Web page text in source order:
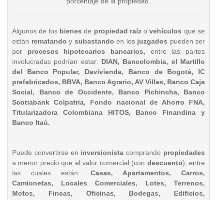
Algunos de los bienesde propiedad raízo vehículos que se
están rematando y subastando en los juzgados pueden ser
por procesos hipotecarios bancarios, entre las partes
involucradas podrían estar: DIAN, Bancolombia, el Martillo
del Banco Popular, Davivienda, Banco de Bogotá, IC
prefabricados, BBVA, Banco Agrario, AV Villas, Banco Caja
Social, Banco de Occidente, Banco Pichincha, Banco
Scotiabank Colpatria, Fondo nacional de Ahorro FNA,
Titularizadora Colombiana HITOS, Banco Finandina y
Banco Itaú.
Puede convertirse en inversionista comprando propiedades
a menor precio que el valor comercial (con descuento), entre
las cuales están: Casas, Apartamentos, Carros,
Camionetas, Locales Comerciales, Lotes, Terrenos,
Motos, Fincas, Oficinas, Bodegas, Edificios,